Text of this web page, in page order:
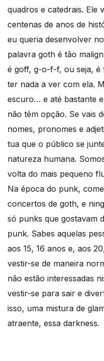
quadros e catedrais. Ele
centenas de anos de
eu queria desenvolver
palavra goth é tão
é goff, g-o-f-f, ou seja, é
ter nada a ver com ela.
escuro… e até bastante
não têm opção. Se vais
nomes, pronomes e
tua que o público se
natureza humana.
volta do mais pequeno
Na época do punk,
concertos de goth, e
só punks que gostavam
punk. Sabes aquelas
aos 15, 16 anos e, aos
vestir-se de maneira
não estão interessadas
vestir-se para sair e
isso, uma mistura de
atraente, essa darkness.